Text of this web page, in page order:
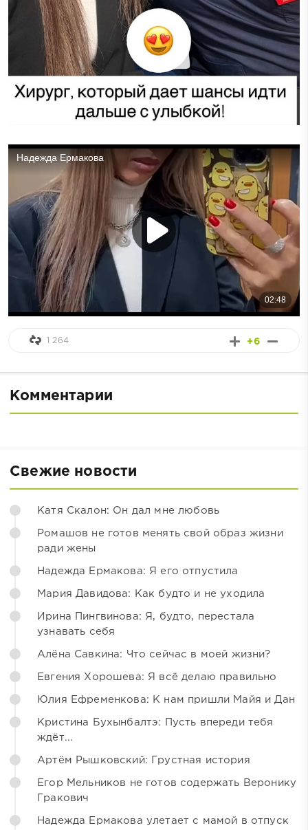
+6
1 264
Комментарии
Свежие новости
Катя Скалон: Он дал мне любовь
Ромашов не готов менять свой образ жизни
ради жены
Надежда Ермакова: Я его отпустила
Мария Давидова: Как будто и не уходила
Ирина Пингвинова: Я, будто, перестала
узнавать себя
Алёна Савкина: Что сейчас в моей жизни?
Евгения Хорошева: Я всё делаю правильно
Юлия Ефременкова: К нам пришли Майя и Дан
Кристина Бухынбалтэ: Пусть впереди тебя
ждёт...
Артём Рышковский: Грустная история
Егор Мельников не готов содержать Веронику
Гракович
Надежда Ермакова улетает с мамой в отпуск